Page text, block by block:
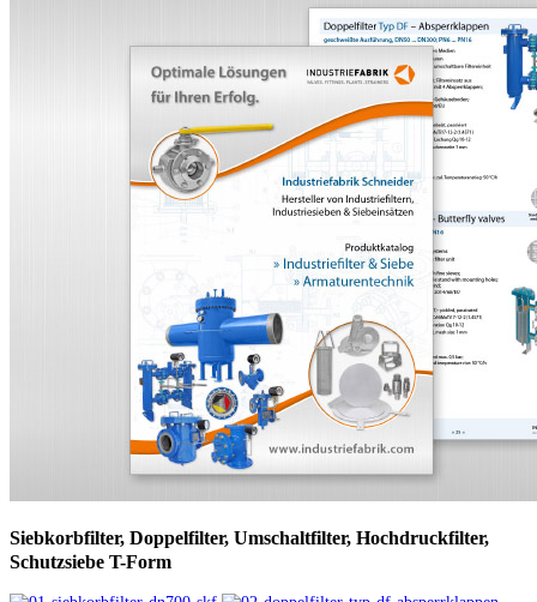
Siebkorbfilter, Doppelfilter, Umschaltfilter, Hochdruckfilter,
Schutzsiebe T-Form